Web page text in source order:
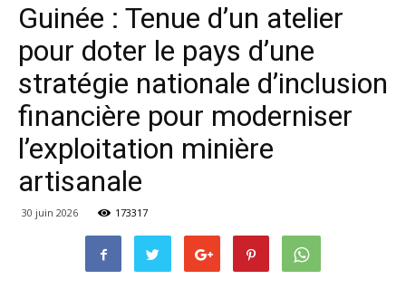
Guinée : Tenue d’un atelier
pour doter le pays d’une
stratégie nationale d’inclusion
financière pour moderniser
l’exploitation minière
artisanale
30 juin 2026 173317